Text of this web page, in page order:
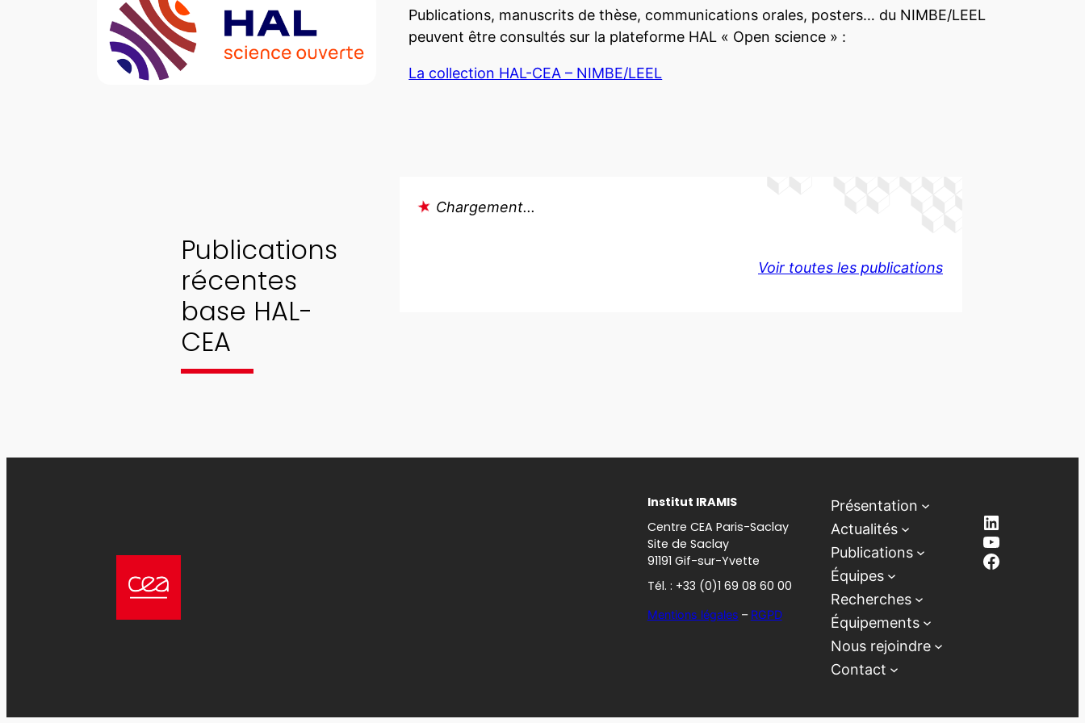
Publications, manuscrits de thèse, communications orales, posters… du NIMBE/LEEL
peuvent être consultés sur la plateforme HAL « Open science » :
La collection HAL-CEA – NIMBE/LEEL
Publications
récentes
base HAL-
CEA
Chargement...
Voir toutes les publications
Institut IRAMIS
Centre CEA Paris-Saclay
Site de Saclay
91191 Gif-sur-Yvette
Tél. : +33 (0)1 69 08 60 00
Mentions légales – RGPD
Présentation
Actualités
Publications
Équipes
Recherches
Équipements
Nous rejoindre
Contact
LinkedIn
YouTube
Facebook